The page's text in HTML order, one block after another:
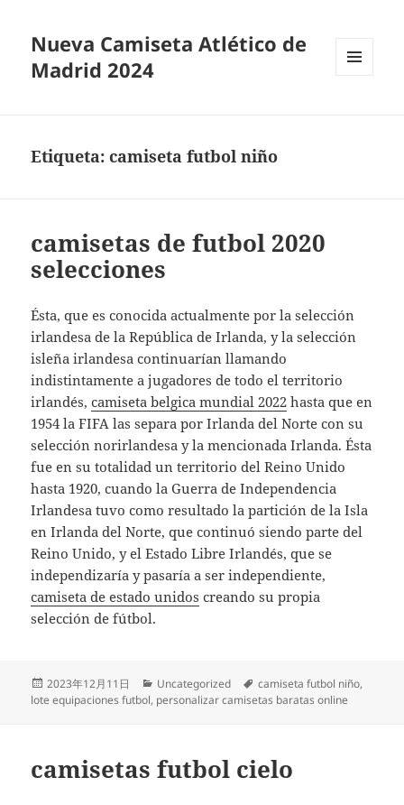
Nueva Camiseta Atlético de
Madrid 2024
Etiqueta:camiseta futbol niño
camisetas de futbol 2020
selecciones
Ésta, que es conocida actualmente por la selección
irlandesa de la República de Irlanda, y la selección
isleña irlandesa continuarían llamando
indistintamente a jugadores de todo el territorio
irlandés,camiseta belgica mundial 2022 hasta que en
1954 la FIFA las separa por Irlanda del Norte con su
selección norirlandesa y la mencionada Irlanda. Ésta
fue en su totalidad un territorio del Reino Unido
hasta 1920, cuando la Guerra de Independencia
Irlandesa tuvo como resultado la partición de la Isla
en Irlanda del Norte, que continuó siendo parte del
Reino Unido, y el Estado Libre Irlandés, que se
independizaría y pasaría a ser independiente,
camiseta de estado unidos creando su propia
selección de fútbol.
Publicado
el
2023年12月11日 Categorías
Uncategorized Etiquetas
camiseta futbol niño,
lote equipaciones futbol, personalizar camisetas baratas online
camisetas futbol cielo